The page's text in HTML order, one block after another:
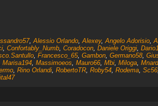
,Alessio Orlando,Alexey,Angelo Adorisio,
, Confortably_Numb, Coradocon, Daniele Origgi,
, Francesco_65, Gambon, Germano58,
Marisa194, Massimoeos, Mauro66, Mbi, Miloga,
, Rino Orlandi, RobertoTR, Roby54, Rodema, Sc56,